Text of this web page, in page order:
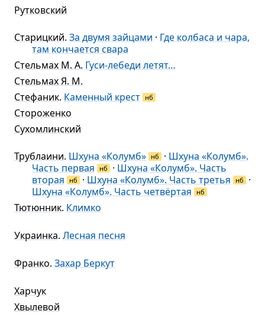
Рутковский
Старицкий. За двумя зайцами · Где колбаса и чара,
там кончается свара
Стельмах М. А. Гуси-лебеди летят…
Стельмах Я. М.
Стефаник. Каменный крест нб
Стороженко
Сухомлинский
Трублаини. Шхуна «Колумб» нб · Шхуна «Колумб».
Часть первая
нб · Шхуна «Колумб». Часть
вторая
нб · Шхуна «Колумб». Часть третья нб
·
Шхуна «Колумб». Часть четвёртая
нб
Тютюнник. Климко
Украинка. Лесная песня
Франко. Захар Беркут
Харчук
Хвылевой